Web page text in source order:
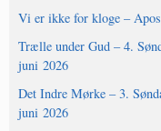
Vi er ikke for kloge –
Trælle under Gud – 4.
juni 2026
Det Indre Mørke – 3.
juni 2026